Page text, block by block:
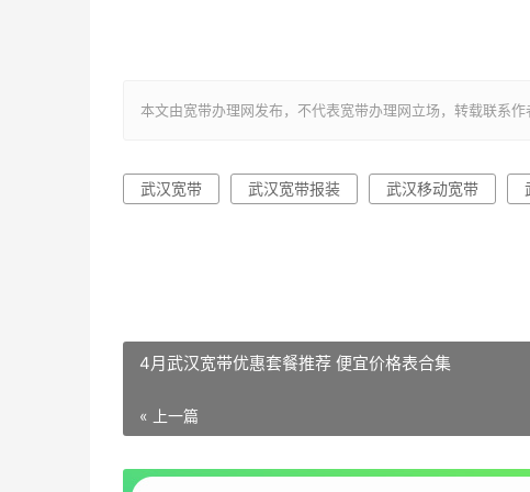
本文由宽带办理网发布，不代表宽带办理网立场，转载联
武汉宽带 武汉宽带报装 武汉移动宽带
4月武汉宽带优惠套餐推荐 便宜价格表合集
« 上一篇